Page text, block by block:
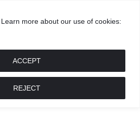
more about our use of cookies:
REJECT
ACCEPT